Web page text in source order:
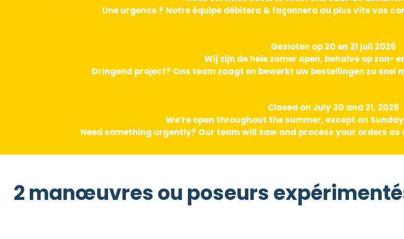
Une urgence ? Notre équipe débitera & façonnera au plus vite vos
Gesloten op 20 en 21 juli 2026
Wij zijn de hele zomer open, behalve op zon-
Dringend project? Ons team zaagt en bewerkt uw bestellingen zo snel
Closed on July 20 and 21, 2026
We’re open throughout the summer, except on
Need something urgently? Our team will saw and process your orders
2 manœuvres ou poseurs